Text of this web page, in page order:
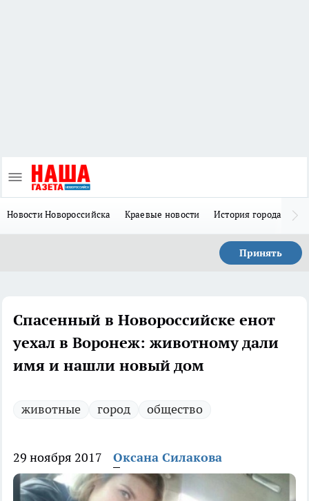
Новости Новороссийска Краевые новости История города Н
Принять
Спасенный в Новороссийске енот
уехал в Воронеж: животному дали
имя и нашли новый дом
животные город общество
29 ноября 2017 Оксана Силакова